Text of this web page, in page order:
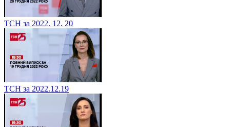
ТСН за 2022. 12. 20
ТСН за 2022.12.19